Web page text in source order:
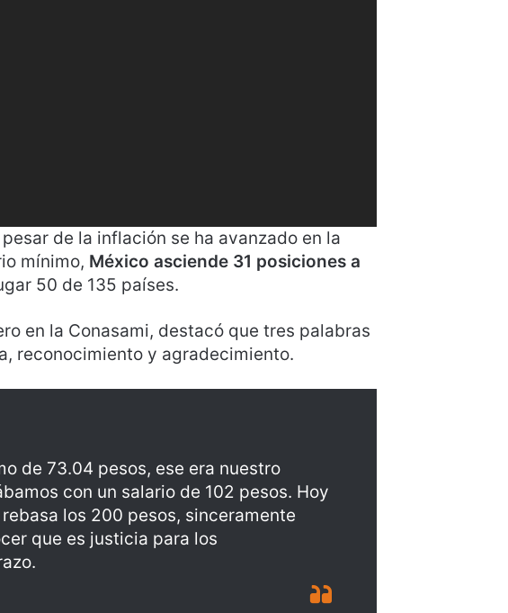
de la inflación se ha avanzado en la
mínimo, México asciende 31 posiciones a
50 de 135 países.
en la Conasami, destacó que tres palabras
reconocimiento y agradecimiento.
de 73.04 pesos, ese era nuestro
con un salario de 102 pesos. Hoy
los 200 pesos, sinceramente
que es justicia para los